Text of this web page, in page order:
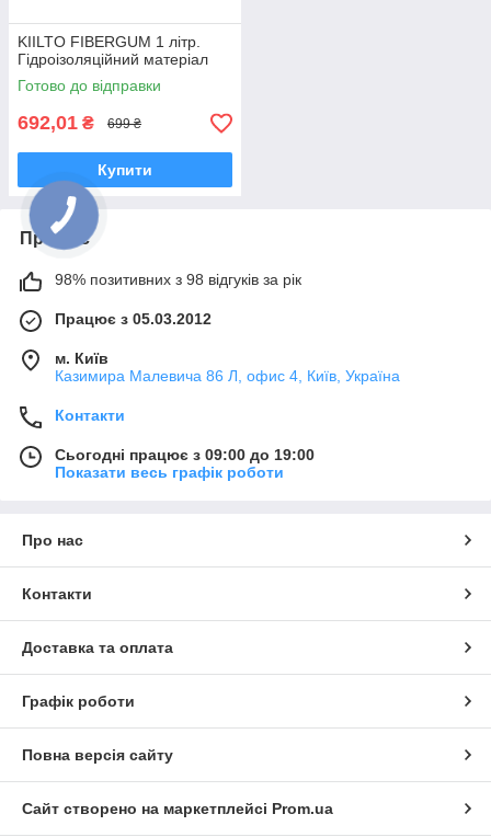
KIILTO FIBERGUM 1 літр.
Гідроізоляційний матеріал
Готово до відправки
692,01 ₴ 699 ₴
Купити
Про нас
98% позитивних з 98 відгуків за рік
Працює з 05.03.2012
м. Київ
Казимира Малевича 86 Л, офис 4, Київ, Україна
Контакти
Сьогодні працює з 09:00 до 19:00
Показати весь графік роботи
Про нас
Контакти
Доставка та оплата
Графік роботи
Повна версія сайту
Сайт створено на маркетплейсі Prom.ua